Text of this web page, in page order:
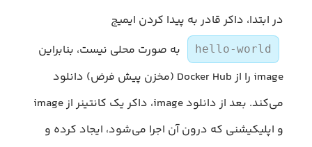
در ابتدا، داکر قادر به پیدا کردن ایمیج
hello-world
به صورت محلی نیست، بنابراین
image را از Docker Hub (مخزن پیش فرض) دانلود
می‌کند. بعد از دانلود image، داکر یک کانتینر از image
و اپلیکیشنی که درون آن اجرا می‌شود، ایجاد کرده و